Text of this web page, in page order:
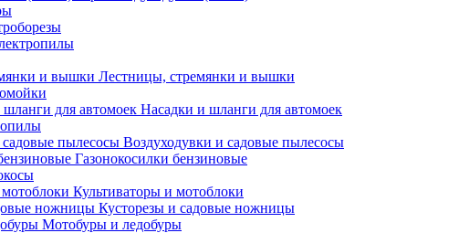
Лестницы, стремянки и вышки
Насадки и шланги для автомоек
Воздуходувки и садовые пылесосы
Газонокосилки бензиновые
Культиваторы и мотоблоки
Кусторезы и садовые ножницы
Мотобуры и ледобуры